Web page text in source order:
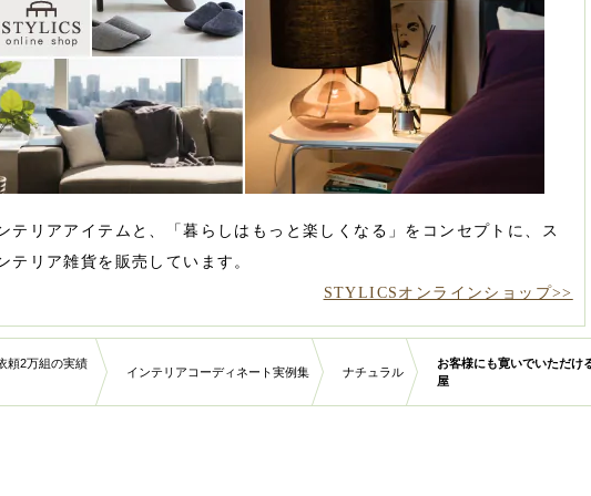
テリアアイテムと、「暮らしはもっと楽しくなる」をコンセプトに、ス
テリア雑貨を販売しています。
STYLICSオンラインショップ>>
頼2万組の実績
インテリアコーディネート実例集 ナチュラル
お客様にも寛いでいただけ
屋